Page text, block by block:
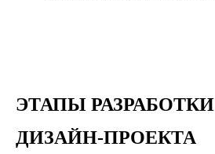
ЭТАПЫ РАЗРАБОТКИ
ДИЗАЙН-ПРОЕКТА